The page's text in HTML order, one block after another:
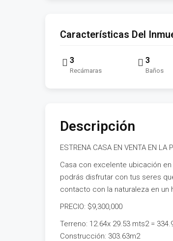
Características Del
3
Recámaras
3
Baños
Descripción
ESTRENA CASA EN VENTA EN LA
Casa con excelente ubicación
podrás disfrutar con tus seres
contacto con la naturaleza en un
PRECIO: $9,300,000
Terreno: 12.64x 29.53 mts2 =
Construcción: 303.63m2